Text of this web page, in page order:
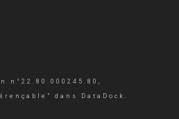
n°22.80.000245.80,
dans DataDock.